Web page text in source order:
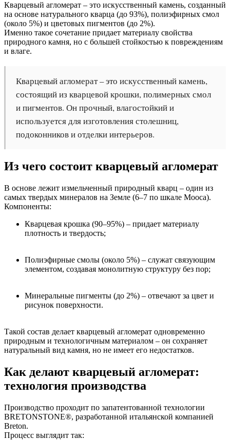
Кварцевый агломерат – это искусственный камень, созданный
на основе натурального кварца (до 93%), полиэфирных смол
(около 5%) и цветовых пигментов (до 2%).
Именно такое сочетание придает материалу свойства
природного камня, но с большей стойкостью к повреждениям
и влаге.
Кварцевый агломерат – это искусственный камень,
состоящий из кварцевой крошки, полимерных смол
и пигментов. Он прочный, влагостойкий и
используется для изготовления столешниц,
подоконников и отделки интерьеров.
Из чего состоит кварцевый агломерат
В основе лежит измельченный природный кварц – один из
самых твердых минералов на Земле (6–7 по шкале Мооса).
Компоненты:
Кварцевая крошка (90–95%) – придает материалу
плотность и твердость;
Полиэфирные смолы (около 5%) – служат связующим
элементом, создавая монолитную структуру без пор;
Минеральные пигменты (до 2%) – отвечают за цвет и
рисунок поверхности.
Такой состав делает кварцевый агломерат одновременно
природным и технологичным материалом – он сохраняет
натуральный вид камня, но не имеет его недостатков.
Как делают кварцевый агломерат:
технология производства
Производство проходит по запатентованной технологии
BRETONSTONE®, разработанной итальянской компанией
Breton.
Процесс выглядит так: